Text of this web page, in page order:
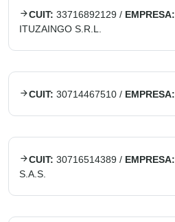
CUIT: 33716892129 / EMPRESA:
ITUZAINGO S.R.L.
CUIT: 30714467510 / EMPRESA:
CUIT: 30716514389 / EMPRESA:
S.A.S.